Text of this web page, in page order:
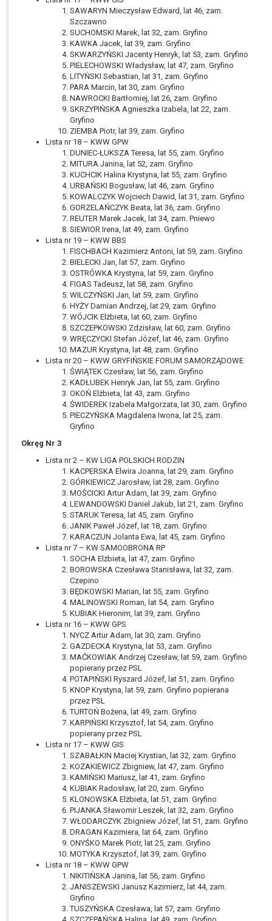
SAWARYN Mieczysław Edward, lat 46, zam.
Szczawno
SUCHOMSKI Marek, lat 32, zam. Gryfino
KAWKA Jacek, lat 39, zam. Gryfino
SKWARZYŃSKI Jacenty Henryk, lat 53, zam. Gryfino
PIELECHOWSKI Władysław, lat 47, zam. Gryfino
LITYŃSKI Sebastian, lat 31, zam. Gryfino
PARA Marcin, lat 30, zam. Gryfino
NAWROCKI Bartłomiej, lat 26, zam. Gryfino
SKRZYPIŃSKA Agnieszka Izabela, lat 22, zam.
Gryfino
ZIEMBA Piotr, lat 39, zam. Gryfino
Lista nr 18 – KWW GPW
DUNIEC-ŁUKSZA Teresa, lat 55, zam. Gryfino
MITURA Janina, lat 52, zam. Gryfino
KUCHCIK Halina Krystyna, lat 55, zam. Gryfino
URBAŃSKI Bogusław, lat 46, zam. Gryfino
KOWALCZYK Wojciech Dawid, lat 31, zam. Gryfino
GORZELAŃCZYK Beata, lat 36, zam. Gryfino
REUTER Marek Jacek, lat 34, zam. Pniewo
SIEWIOR Irena, lat 49, zam. Gryfino
Lista nr 19 – KWW BBS
FISCHBACH Kazimierz Antoni, lat 59, zam. Gryfino
BIELECKI Jan, lat 57, zam. Gryfino
OSTRÓWKA Krystyna, lat 59, zam. Gryfino
FIGAS Tadeusz, lat 58, zam. Gryfino
WILCZYŃSKI Jan, lat 59, zam. Gryfino
HYŻY Damian Andrzej, lat 29, zam. Gryfino
WÓJCIK Elżbieta, lat 60, zam. Gryfino
SZCZEPKOWSKI Zdzisław, lat 60, zam. Gryfino
WRĘCZYCKI Stefan Józef, lat 46, zam. Gryfino
MAZUR Krystyna, lat 48, zam. Gryfino
Lista nr 20 – KWW GRYFIŃSKIE FORUM SAMORZĄDOWE
ŚWIĄTEK Czesław, lat 56, zam. Gryfino
KADŁUBEK Henryk Jan, lat 55, zam. Gryfino
OKOŃ Elżbieta, lat 43, zam. Gryfino
ŚWIDEREK Izabela Małgorzata, lat 30, zam. Gryfino
PIECZYŃSKA Magdalena Iwona, lat 25, zam.
Gryfino
Okręg Nr 3
Lista nr 2 – KW LIGA POLSKICH RODZIN
KACPERSKA Elwira Joanna, lat 29, zam. Gryfino
GÓRKIEWICZ Jarosław, lat 28, zam. Gryfino
MOŚCICKI Artur Adam, lat 39, zam. Gryfino
LEWANDOWSKI Daniel Jakub, lat 21, zam. Gryfino
STARUK Teresa, lat 45, zam. Gryfino
JANIK Paweł Józef, lat 18, zam. Gryfino
KARACZUN Jolanta Ewa, lat 45, zam. Gryfino
Lista nr 7 – KW SAMOOBRONA RP
SOCHA Elżbieta, lat 47, zam. Gryfino
BOROWSKA Czesława Stanisława, lat 32, zam.
Czepino
BĘDKOWSKI Marian, lat 55, zam. Gryfino
MALINOWSKI Roman, lat 54, zam. Gryfino
KUBIAK Hieronim, lat 39, zam. Gryfino
Lista nr 16 – KWW GPS
NYCZ Artur Adam, lat 30, zam. Gryfino
GAZDECKA Krystyna, lat 53, zam. Gryfino
MAĆKOWIAK Andrzej Czesław, lat 59, zam. Gryfino
popierany przez PSL
POTAPIŃSKI Ryszard Józef, lat 51, zam. Gryfino
KNOP Krystyna, lat 59, zam. Gryfino popierana
przez PSL
TURTOŃ Bożena, lat 49, zam. Gryfino
KARPIŃSKI Krzysztof, lat 54, zam. Gryfino
popierany przez PSL
Lista nr 17 – KWW GIS
SZABAŁKIN Maciej Krystian, lat 32, zam. Gryfino
KOZAKIEWICZ Zbigniew, lat 47, zam. Gryfino
KAMIŃSKI Mariusz, lat 41, zam. Gryfino
KUBIAK Radosław, lat 20, zam. Gryfino
KLONOWSKA Elżbieta, lat 51, zam. Gryfino
PIJANKA Sławomir Leszek, lat 32, zam. Gryfino
WŁODARCZYK Zbigniew Józef, lat 51, zam. Gryfino
DRAGAN Kazimiera, lat 64, zam. Gryfino
ONYŚKO Marek Piotr, lat 25, zam. Gryfino
MOTYKA Krzysztof, lat 39, zam. Gryfino
Lista nr 18 – KWW GPW
NIKITIŃSKA Janina, lat 56, zam. Gryfino
JANISZEWSKI Janusz Kazimierz, lat 44, zam.
Gryfino
TUSZYŃSKA Czesława, lat 57, zam. Gryfino